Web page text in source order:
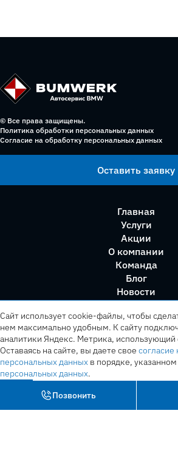
© Все права защищены.
Политика обработки персональных данных
Согласие на обработку персональных данных
Оставить заявку
Главная
Услуги
Акции
О компании
Команда
Блог
Новости
Позвонить
Сайт использует cookie-файлы, чтобы
нем максимально удобным. К cайту
аналитики Яндекс. Метрика,
Оставаясь на сайте, вы даете свое согласие
персональных данных в порядке, указанном
персональных данных.